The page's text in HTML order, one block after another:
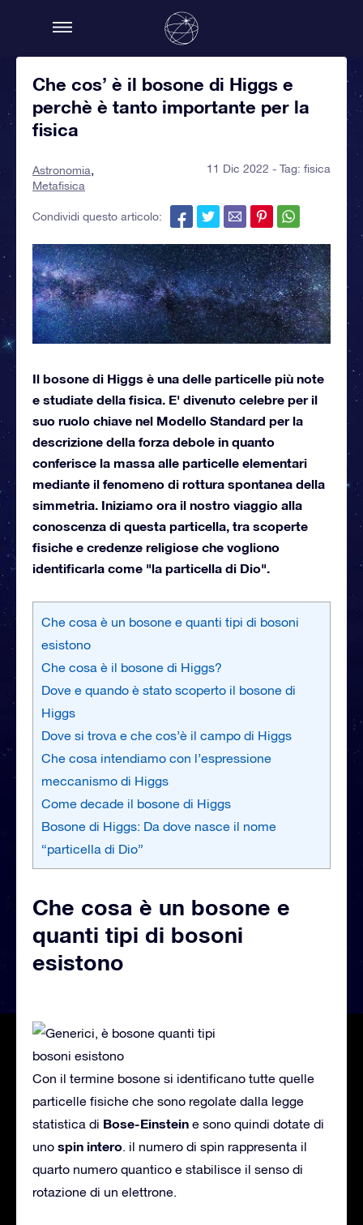
Che cos’ è il bosone di Higgs e
perchè è tanto importante per la
fisica
Astronomia
Metafisica
11 Dic 2022 - Tag: fisica
Condividi questo articolo:
Il bosone di Higgs è una delle particelle più note
e studiate della fisica. E' divenuto celebre per il
suo ruolo chiave nel Modello Standard per la
descrizione della forza debole in quanto
conferisce la massa alle particelle elementari
mediante il fenomeno di rottura spontanea della
simmetria. Iniziamo ora il nostro viaggio alla
conoscenza di questa particella, tra scoperte
fisiche e credenze religiose che vogliono
identificarla come "la particella di Dio".
Che cosa è un bosone e quanti tipi di bosoni
esistono
Che cosa è il bosone di Higgs?
Dove e quando è stato scoperto il bosone di
Higgs
Dove si trova e che cos’è il campo di Higgs
Che cosa intendiamo con l’espressione
meccanismo di Higgs
Come decade il bosone di Higgs
Bosone di Higgs: Da dove nasce il nome
“particella di Dio”
Che cosa è un bosone e
quanti tipi di bosoni
esistono
Con il termine bosone si identificano tutte quelle
particelle fisiche che sono regolate dalla legge
statistica di Bose-Einstein e sono quindi dotate di
uno spin intero. il numero di spin rappresenta il
quarto numero quantico e stabilisce il senso di
rotazione di un elettrone.